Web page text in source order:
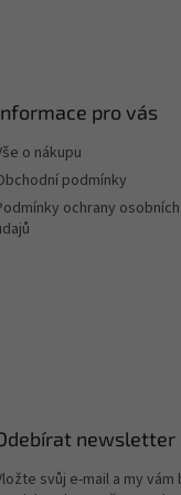
pro vás
o nákupu
podmínky
ochrany osobních
newsletter
svůj e-mail a my